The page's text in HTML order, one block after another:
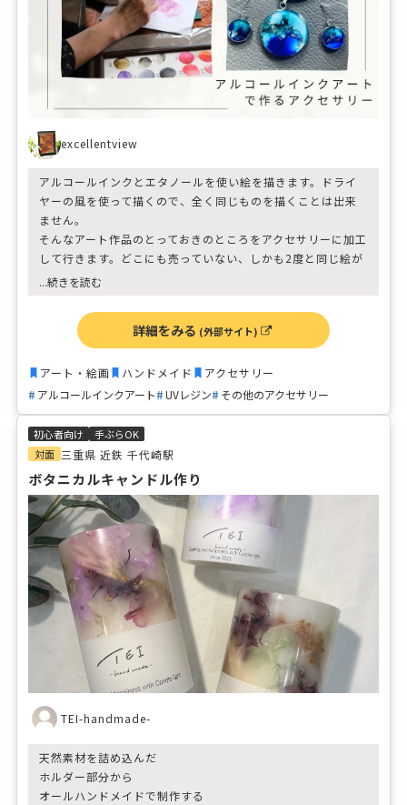
世界に一つだけの特別なオリジナルラグ！
是非、作ってみて下さい
excellentview
アルコールインクとエタノールを使い絵を描きます。ドライ
ヤーの風を使って描くので、全く同じものを描くことは出来
ません。
そんなアート作品のとっておきのところをアクセサリーに加工
して行きます。どこにも売っていない、しかも2度と同じ絵が
描けないアートで作るアクセサリー。是非ご自分のとっておき
初心者の方ももちろん素敵なアートがかけますので安心して
ご参加くださいね。
...続きを読む
詳細をみる (外部サイト)
アート・絵画 ハンドメイド
アクセサリー
アルコールインクアート
UVレジン その他のアクセサリー
初心者向け
手ぶらOK
対面 三重県 近鉄 千代崎駅
ボタニカルキャンドル作り
TEI-handmade-
天然素材を詰め込んだ
ホルダー部分から
オールハンドメイドで制作する